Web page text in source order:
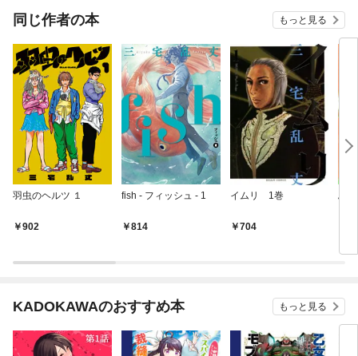
同じ作者の本 もっと見る
羽虫のヘルツ １
902
fish - フィッシュ - 1
814
イムリ 1巻
704
ぶ
KADOKAWAのおすすめ本 もっと見る